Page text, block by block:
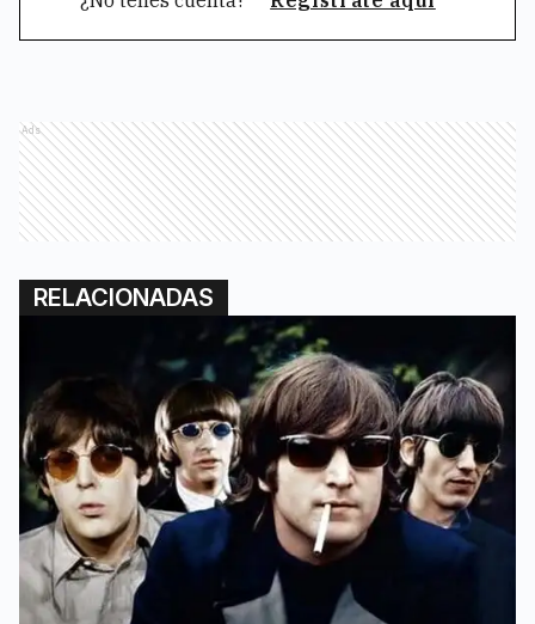
Ads
RELACIONADAS